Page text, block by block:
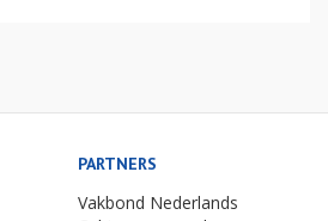
PARTNERS
Vakbond Nederlands